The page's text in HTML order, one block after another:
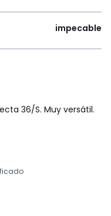
impecable
36/S. Muy versátil.